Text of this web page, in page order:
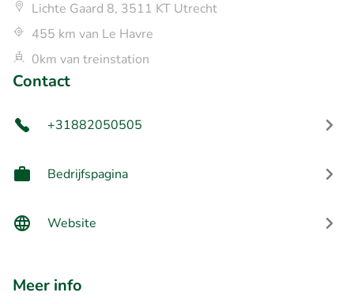
Lichte Gaard 8, 3511 KT Utrecht
455 km van Le Havre
0km van treinstation
Contact
+31882050505
Bedrijfspagina
Website
Meer info